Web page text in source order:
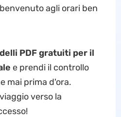
agli orari ben
PDF gratuiti per il
e prendi il controllo
mai prima d'ora.
verso la